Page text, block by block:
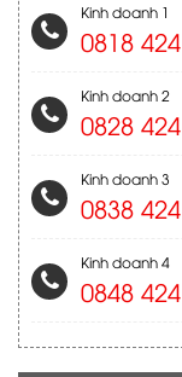
Kinh doanh 1
0818
Kinh doanh 2
0828
Kinh doanh 3
0838
Kinh doanh 4
0848